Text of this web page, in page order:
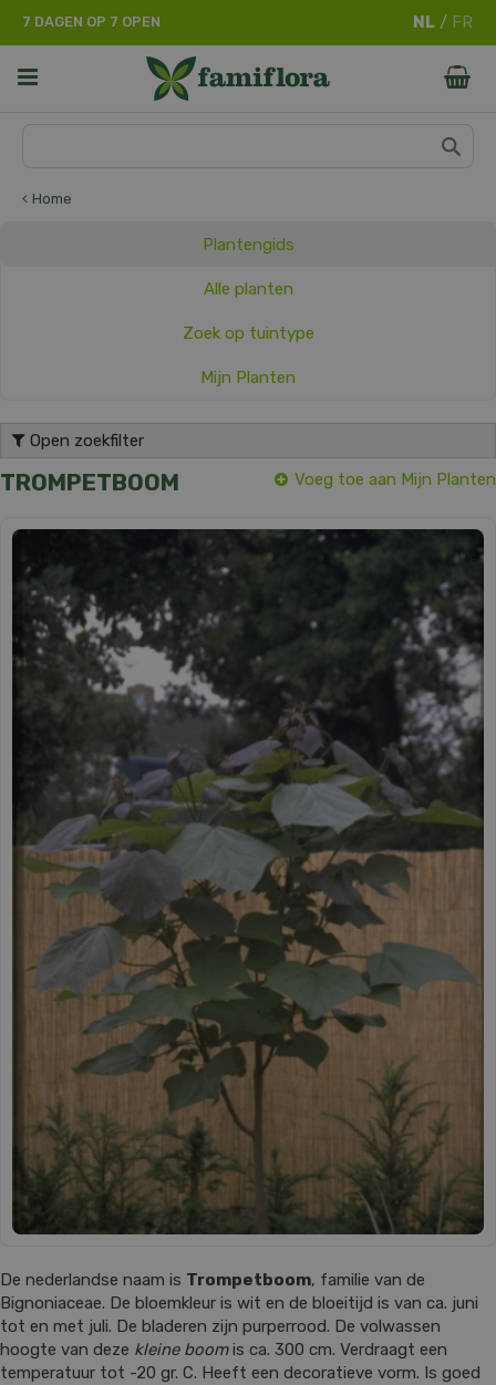
Home
7 DAGEN OP 7 OPEN
Plantengids
Alle planten
Zoek op tuintype
Mijn Planten
Open zoekfilter
TROMPETBOOM Voeg toe aan Mijn Planten
De nederlandse naam is Trompetboom, familie van de
Bignoniaceae. De bloemkleur is wit en de bloeitijd is van ca. juni
tot en met juli. De bladeren zijn purperrood. De volwassen
hoogte van deze kleine boomis ca. 300 cm. Verdraagt een
temperatuur tot -20 gr. C. Heeft een decoratieve vorm. Is goed